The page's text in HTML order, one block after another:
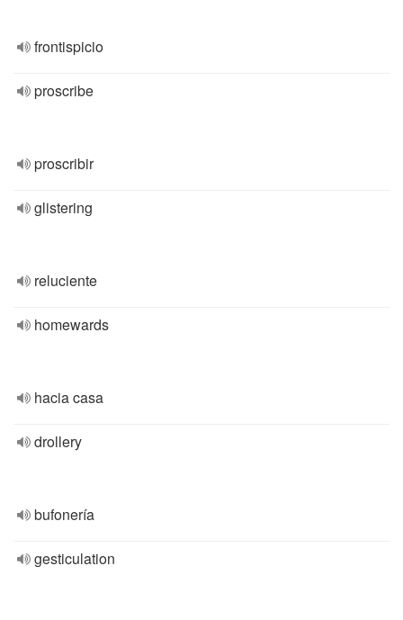
frontispicio
proscribe
proscribir
glistering
reluciente
homewards
hacia casa
drollery
bufonería
gesticulation